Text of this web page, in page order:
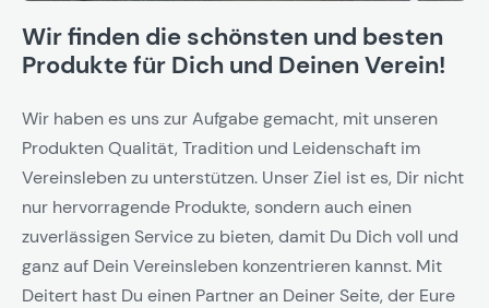
Wir finden die schönsten und besten
Produkte für Dich und Deinen Verein!
Wir haben es uns zur Aufgabe gemacht, mit unseren
Produkten Qualität, Tradition und Leidenschaft im
Vereinsleben zu unterstützen. Unser Ziel ist es, Dir nicht
nur hervorragende Produkte, sondern auch einen
zuverlässigen Service zu bieten, damit Du Dich voll und
ganz auf Dein Vereinsleben konzentrieren kannst. Mit
Deitert hast Du einen Partner an Deiner Seite, der Eure